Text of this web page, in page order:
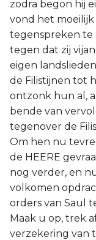
zodra begon hij
vond het
tegenspreken te
tegen dat zij
eigen
de Filistijnen tot
ontzonk hun al,
bende van
tegenover de
Om hen nu
de HEERE
nog verder, en
volkomen
orders van Saul
Maak u op, trek
verzekering van